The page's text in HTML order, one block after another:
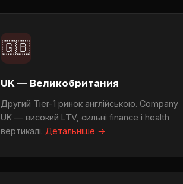
🇬🇧
UK — Великобритания
Другий Tier-1 ринок англійською. Company
UK — високий LTV, сильні finance і health
вертикалі. Детальніше →